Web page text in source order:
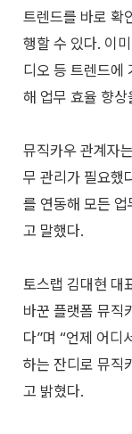
트렌드를 바로 확
행할 수 있다. 이
디오 등 트렌드에
해 업무 효율 향
뮤직카우 관계자
무 관리가 필요했
를 연동해 모든
고 말했다.
토스랩 김대현 대
바꾼 플랫폼 뮤직
다”며 “언제 어디
하는 잔디로 뮤직
고 밝혔다.